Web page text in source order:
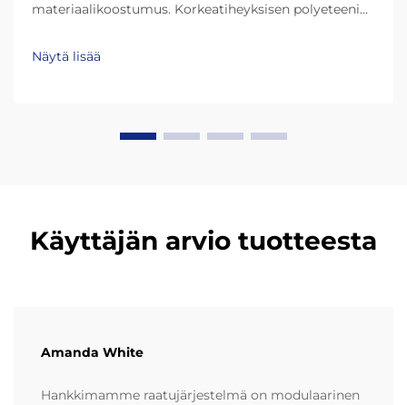
materiaalikoostumus. Korkeatiheyksisen polyeteenin
polyeteenin (UHMW-PE) rooli kestävyydessä.
Nykypäivän muoviraaputtimet kestävät paljon
Näytä lisää
Käyttäjän arvio tuotteesta
Amanda White
Hankkimamme raatujärjestelmä on modulaarinen